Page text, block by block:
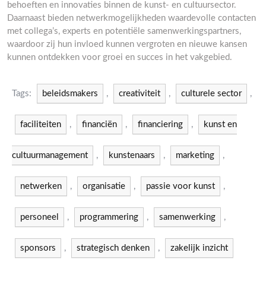
behoeften en innovaties binnen de kunst- en cultuursector.
Daarnaast bieden netwerkmogelijkheden waardevolle contacten
met collega’s, experts en potentiële samenwerkingspartners,
waardoor zij hun invloed kunnen vergroten en nieuwe kansen
kunnen ontdekken voor groei en succes in het vakgebied.
Tags: beleidsmakers , creativiteit , culturele sector ,
faciliteiten , financiën , financiering , kunst en
cultuurmanagement , kunstenaars , marketing ,
netwerken , organisatie , passie voor kunst ,
personeel , programmering , samenwerking ,
sponsors , strategisch denken , zakelijk inzicht